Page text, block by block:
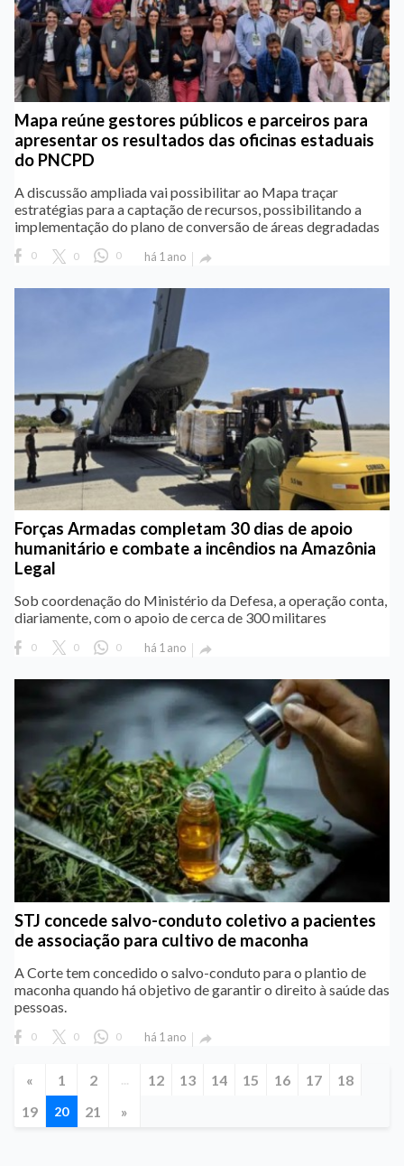
Mapa reúne gestores públicos e parceiros para
apresentar os resultados das oficinas estaduais
do PNCPD
A discussão ampliada vai possibilitar ao Mapa traçar
estratégias para a captação de recursos, possibilitando a
implementação do plano de conversão de áreas degradadas
0 0 0 há 1 ano 
Forças Armadas completam 30 dias de apoio
humanitário e combate a incêndios na Amazônia
Legal
Sob coordenação do Ministério da Defesa, a operação conta,
diariamente, com o apoio de cerca de 300 militares
0 0 0 há 1 ano 
STJ concede salvo-conduto coletivo a pacientes
de associação para cultivo de maconha
A Corte tem concedido o salvo-conduto para o plantio de
maconha quando há objetivo de garantir o direito à saúde das
pessoas.
0 0 0 há 1 ano 
« 1 2 ... 12 13 14 15 16 17
18
19
20 21 »